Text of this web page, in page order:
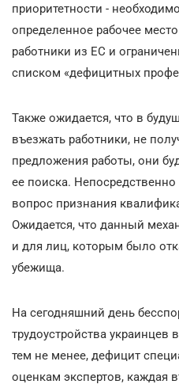
приоритетности -
определенное рабочее
работники из ЕС и
списком «дефицитных
Также ожидается, что в
въезжать работники, не
предложения работы, они
ее поиска. Непосредственно
вопрос признания
Ожидается, что данный
и для лиц, которым было
убежища.
На сегодняшний день
трудоустройства украинцев
тем не менее, дефицит
оценкам экспертов, каждая